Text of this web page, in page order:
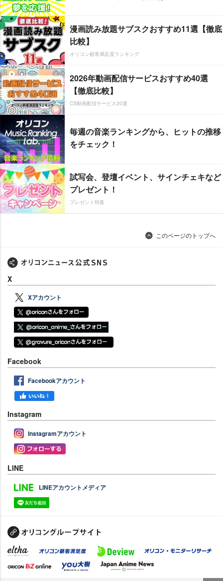
漫画読み放題サブスクおすすめ11選【徹底
比較】
オリコン顧客満足度ランキング
2026年動画配信サービスおすすめ40選
【徹底比較】
CS動画配信サービス20選
毎週の音楽ランキングから、ヒットの推移
をチェック！
試写会、登壇イベント、サインチェキなど
プレゼント！
プレゼント特集
このページのトップへ
X
Xアカウント
Facebook
Facebookアカウント
Instagram
Instagramアカウント
LINE
LINEアカウントメディア